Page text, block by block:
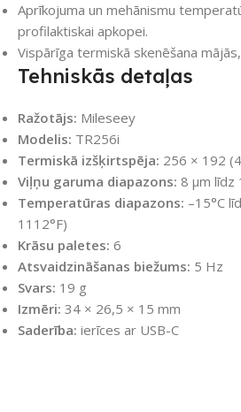
Aprīkojuma un mehānismu
profilaktiskai apkopei.
Vispārīga termiskā skenēšana
Tehniskās detaļas
Ražotājs: Mileseey
Modelis: TR256i
Termiskā izšķirtspēja: 256 × 192
Viļņu garuma diapazons: 8 μm līdz
Temperatūras diapazons: –15°C
1112°F)
Krāsu paletes: 6
Atsvaidzināšanas biežums: 5 Hz
Svars: 19 g
Izmēri: 34 × 26,5 × 15 mm
Saderība: ierīces ar USB-C